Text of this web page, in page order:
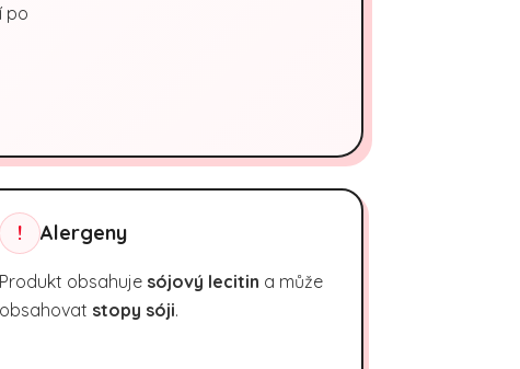
po
! Alergeny
Produkt obsahuje sójový lecitin a může
obsahovat stopy sóji.